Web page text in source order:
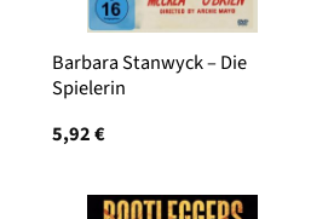
Barbara Stanwyck – Die
Spielerin
5,92€